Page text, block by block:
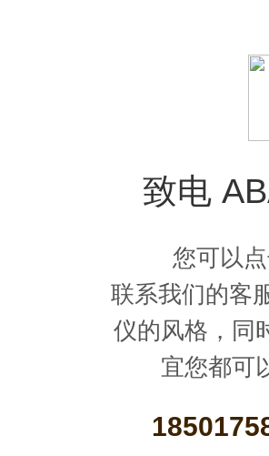
致电
您可以
联系我们的客
仪的风格，同
宜您都可